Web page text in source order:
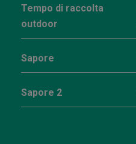
Tempo di raccolta
outdoor
Sapore
Sapore 2